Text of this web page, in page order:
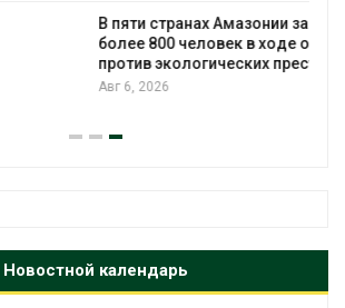
В пяти странах Амазонии задержали
более 800 человек в ходе операции
против экологических преступлений
Новостной календарь